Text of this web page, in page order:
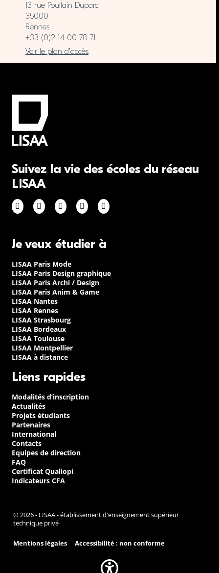
13 rue Poullain Duparc
35000
Rennes
+33 (0)2 14 00 78 71
Voir le plan d’accès
Suivez la vie des écoles du réseau
LISAA
Je veux étudier à
LISAA Paris Mode
LISAA Paris Design graphique
LISAA Paris Archi / Design
LISAA Paris Anim & Game
LISAA Nantes
LISAA Rennes
LISAA Strasbourg
LISAA Bordeaux
LISAA Toulouse
LISAA Montpellier
LISAA à distance
Liens rapides
Modalités d’inscription
Actualités
Projets étudiants
Partenaires
International
Contacts
Equipes de direction
FAQ
Certificat Qualiopi
Indicateurs CFA
© 2026 - LISAA - établissement d'enseignement supérieur
technique privé
Mentions légales Accessibilité : non conforme